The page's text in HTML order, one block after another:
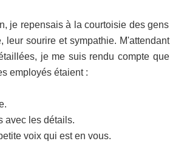
je repensais à la courtoisie des gens
sourire et sympathie. M'attendant
je me suis rendu compte que
employés étaient :
avec les détails.
voix qui est en vous.